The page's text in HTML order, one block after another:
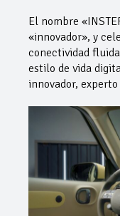
El nombre
«innovador», y
conectividad
estilo de vida
innovador,